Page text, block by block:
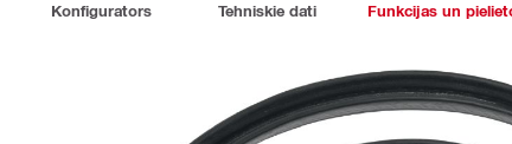
Konfigurators Tehniskie dati Funkcijas un